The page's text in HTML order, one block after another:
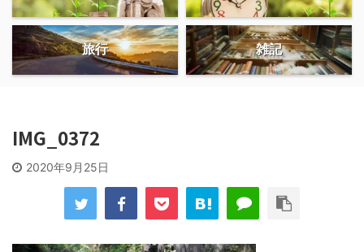
旅行 雑記
IMG_0372
2020年9月25日